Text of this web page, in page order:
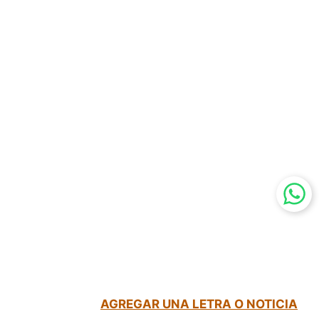
AGREGAR UNA LETRA O NOTICIA